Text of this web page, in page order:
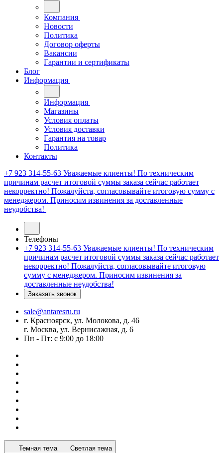
Компания
Новости
Политика
Договор оферты
Вакансии
Гарантии и сертификаты
Блог
Информация
Информация
Магазины
Условия оплаты
Условия доставки
Гарантия на товар
Политика
Контакты
+7 923 314-55-63 Уважаемые клиенты! По техническим
причинам расчет итоговой суммы заказа сейчас работает
некорректно! Пожалуйста, согласовывайте итоговую сумму с
менеджером. Приносим извинения за доставленные
неудобства!
Телефоны
+7 923 314-55-63 Уважаемые клиенты! По техническим
причинам расчет итоговой суммы заказа сейчас работает
некорректно! Пожалуйста, согласовывайте итоговую
сумму с менеджером. Приносим извинения за
доставленные неудобства!
Заказать звонок
sale@antaresru.ru
г. Красноярск, ул. Молокова, д. 46
г. Москва, ул. Вернисажная, д. 6
Пн - Пт: с 9:00 до 18:00
Темная тема Светлая тема